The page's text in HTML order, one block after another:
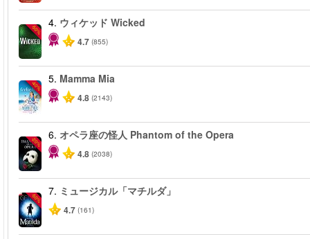
-50%
4. ウィケッド Wicked
4.7 (855)
-40%
5. Mamma Mia
4.8 (2143)
-20%
6. オペラ座の怪人 Phantom of the Opera
4.8 (2038)
-50%
7. ミュージカル「マチルダ」
4.7 (161)